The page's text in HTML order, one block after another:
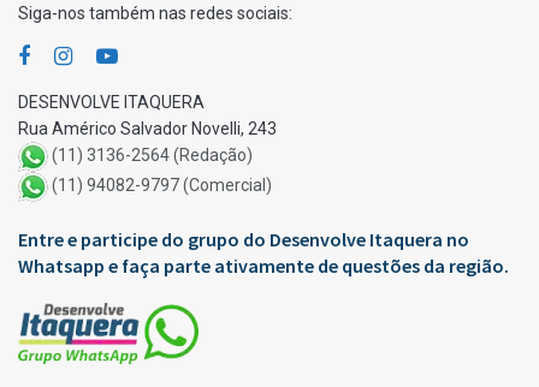
Siga-nos também nas redes sociais:
DESENVOLVE ITAQUERA
Rua Américo Salvador Novelli, 243
(11) 3136-2564 (Redação)
(11) 94082-9797 (Comercial)
Entre e participe do grupo do Desenvolve Itaquera no
Whatsapp e faça parte ativamente de questões da região.